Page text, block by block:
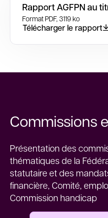
Rapport AGFPN au
Format PDF, 3119 ko
Télécharger le rapport
Commissions
Présentation des
thématiques de la
statutaire et des
financière, Comité,
Commission handicap